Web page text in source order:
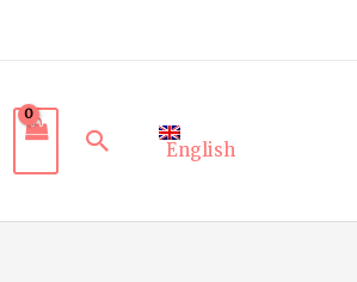
BuscarEnglish